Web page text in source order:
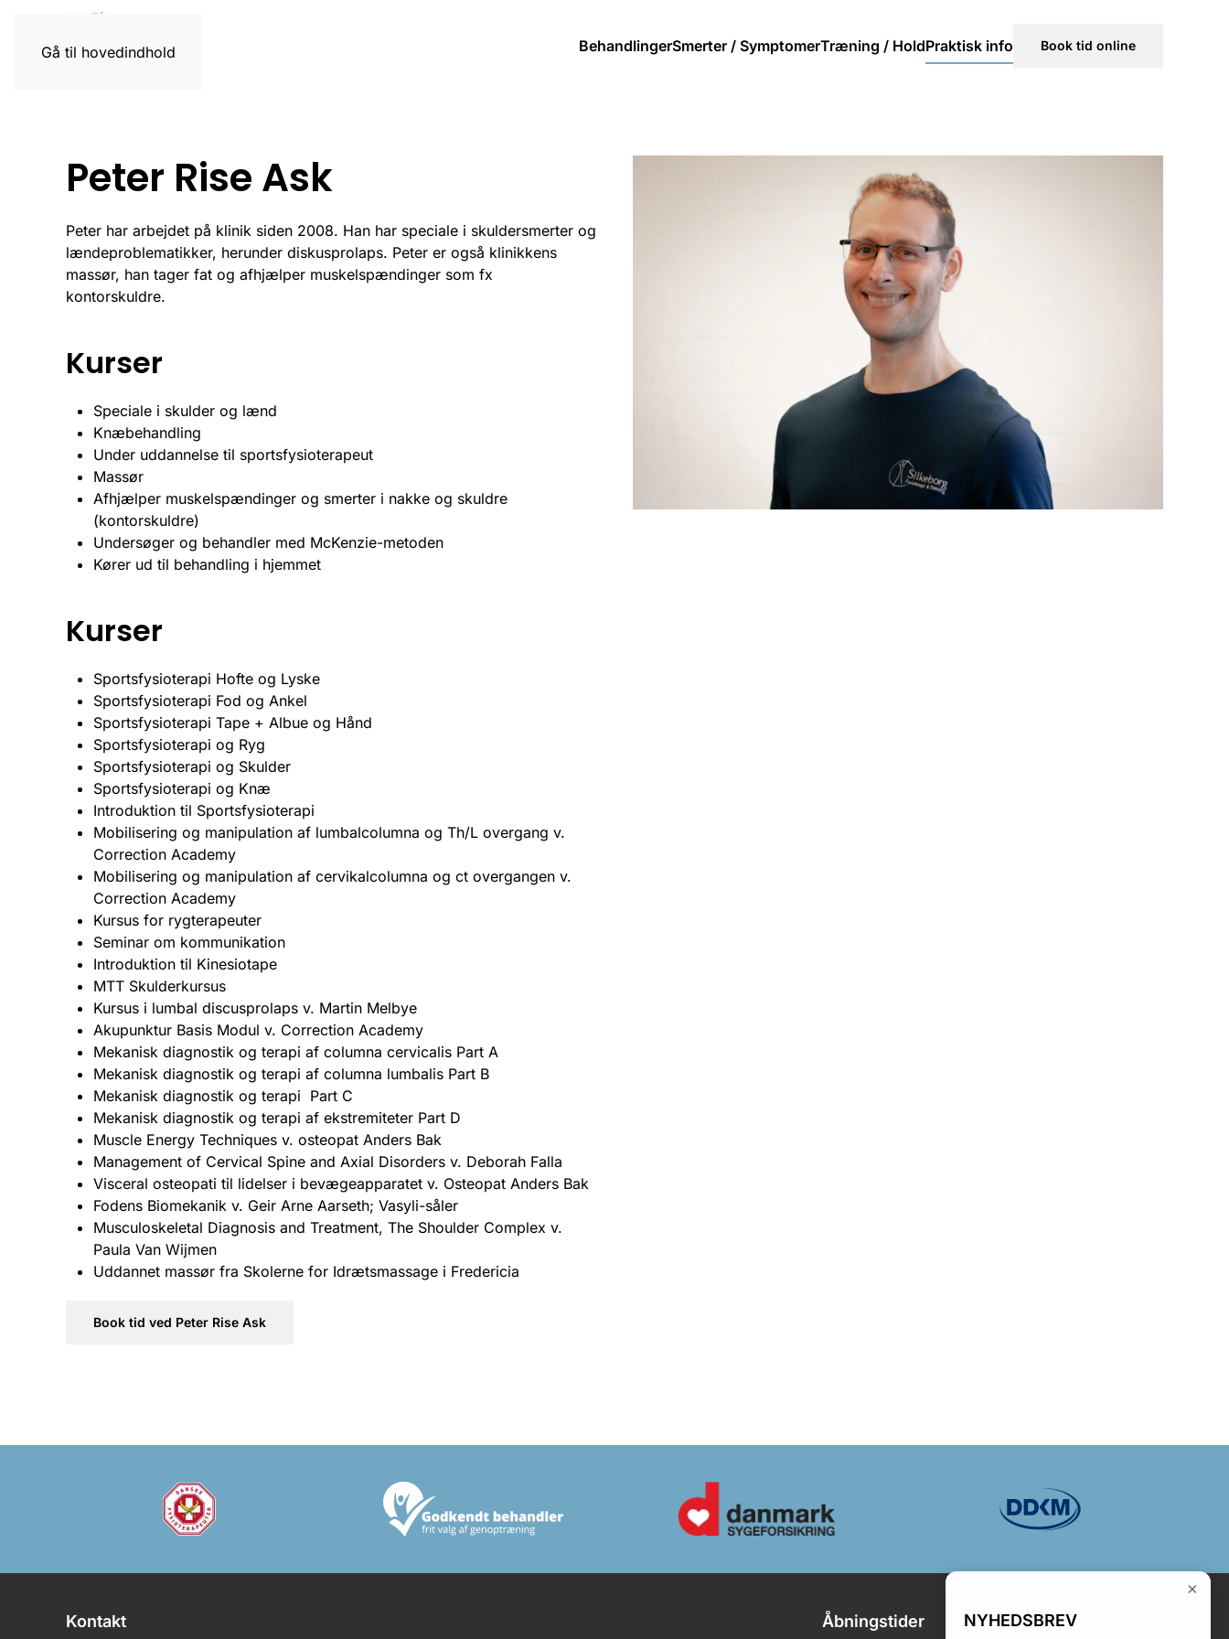
Gå til hovedindhold BehandlingerSmerter / SymptomerTræning / HoldPraktisk info Book tid online
Peter Rise Ask
Peter har arbejdet på klinik siden 2008. Han har speciale i skuldersmerter og
lændeproblematikker, herunder diskusprolaps. Peter er også klinikkens
massør, han tager fat og afhjælper muskelspændinger som fx
kontorskuldre.
Kurser
Speciale i skulder og lænd
Knæbehandling
Under uddannelse til sportsfysioterapeut
Massør
Afhjælper muskelspændinger og smerter i nakke og skuldre
(kontorskuldre)
Undersøger og behandler med McKenzie-metoden
Kører ud til behandling i hjemmet
Kurser
Sportsfysioterapi Hofte og Lyske
Sportsfysioterapi Fod og Ankel
Sportsfysioterapi Tape + Albue og Hånd
Sportsfysioterapi og Ryg
Sportsfysioterapi og Skulder
Sportsfysioterapi og Knæ
Introduktion til Sportsfysioterapi
Mobilisering og manipulation af lumbalcolumna og Th/L overgang v.
Correction Academy
Mobilisering og manipulation af cervikalcolumna og ct overgangen v.
Correction Academy
Kursus for rygterapeuter
Seminar om kommunikation
Introduktion til Kinesiotape
MTT Skulderkursus
Kursus i lumbal discusprolaps v. Martin Melbye
Akupunktur Basis Modul v. Correction Academy
Mekanisk diagnostik og terapi af columna cervicalis Part A
Mekanisk diagnostik og terapi af columna lumbalis Part B
Mekanisk diagnostik og terapi Part C
Mekanisk diagnostik og terapi af ekstremiteter Part D
Muscle Energy Techniques v. osteopat Anders Bak
Management of Cervical Spine and Axial Disorders v. Deborah Falla
Visceral osteopati til lidelser i bevægeapparatet v. Osteopat Anders Bak
Fodens Biomekanik v. Geir Arne Aarseth; Vasyli-såler
Musculoskeletal Diagnosis and Treatment, The Shoulder Complex v.
Paula Van Wijmen
Uddannet massør fra Skolerne for Idrætsmassage i Fredericia
Book tid ved Peter Rise Ask
Kontakt
×
NYHEDSBREV
Åbningstider